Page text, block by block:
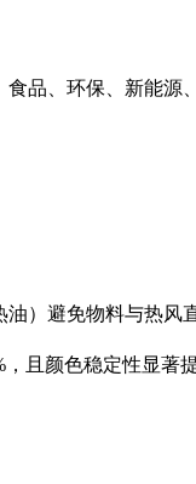
品、环保、新能
）避免物料与热风
且颜色稳定性显著提